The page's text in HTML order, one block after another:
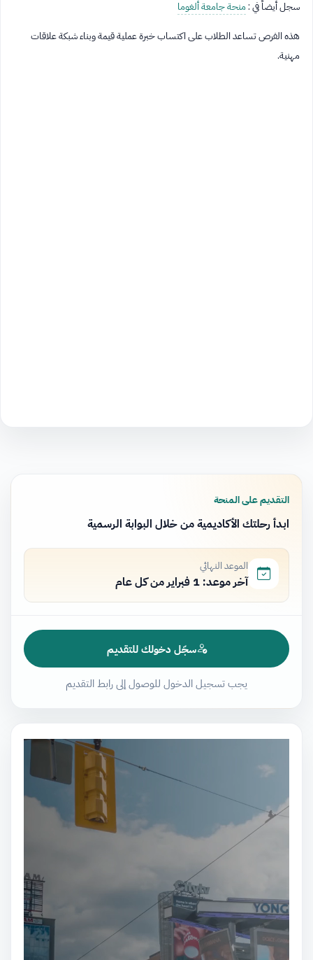
سجل أيضاً في :منحة جامعة ألغوما
هذه الفرص تساعد الطلاب على اكتساب خبرة عملية قيمة وبناء شبكة علاقات
مهنية.
التقديم على المنحة
ابدأ رحلتك الأكاديمية من خلال البوابة الرسمية
الموعد النهائي
آخر موعد: 1 فبراير من كل عام
سجّل دخولك للتقديم
يجب تسجيل الدخول للوصول إلى رابط التقديم
الفيديو